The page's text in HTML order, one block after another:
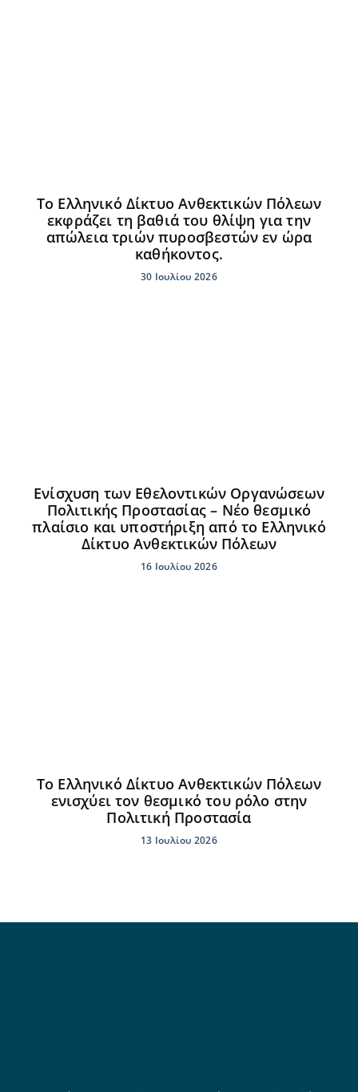
Το Ελληνικό Δίκτυο Ανθεκτικών Πόλεων
εκφράζει τη βαθιά του θλίψη για την
απώλεια τριών πυροσβεστών εν ώρα
καθήκοντος.
30 Ιουλίου 2026
Ενίσχυση των Εθελοντικών Οργανώσεων
Πολιτικής Προστασίας – Νέο θεσμικό
πλαίσιο και υποστήριξη από το Ελληνικό
Δίκτυο Ανθεκτικών Πόλεων
16 Ιουλίου 2026
Το Ελληνικό Δίκτυο Ανθεκτικών Πόλεων
ενισχύει τον θεσμικό του ρόλο στην
Πολιτική Προστασία
13 Ιουλίου 2026